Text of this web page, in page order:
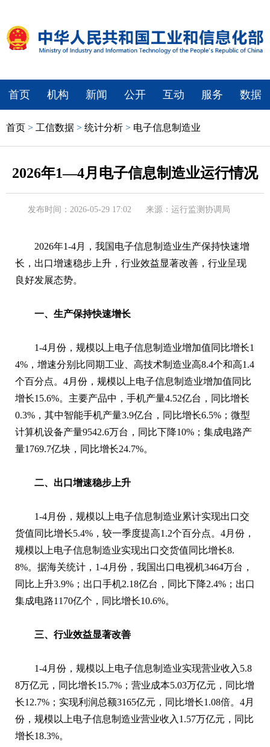
首页 机构 新闻 公开 互动 服务 数据
首页 > 工信数据 > 统计分析 > 电子信息制造业
2026年1—4月电子信息制造业运行情况
发布时间：2026-05-29 17:02 来源：运行监测协调局
2026年1-4月，我国电子信息制造业生产保持快速增
长，出口增速稳步上升，行业效益显著改善，行业呈现
良好发展态势。
一、生产保持快速增长
1-4月份，规模以上电子信息制造业增加值同比增长1
4%，增速分别比同期工业、高技术制造业高8.4个和高1.4
个百分点。4月份，规模以上电子信息制造业增加值同比
增长15.6%。主要产品中，手机产量4.52亿台，同比增长
0.3%，其中智能手机产量3.9亿台，同比增长6.5%；微型
计算机设备产量9542.6万台，同比下降10%；集成电路产
量1769.7亿块，同比增长24.7%。
二、出口增速稳步上升
1-4月份，规模以上电子信息制造业累计实现出口交
货值同比增长5.4%，较一季度提高1.2个百分点。4月份，
规模以上电子信息制造业实现出口交货值同比增长8.
8%。据海关统计，1-4月份，我国出口电视机3464万台，
同比上升3.9%；出口手机2.18亿台，同比下降2.4%；出口
集成电路1170亿个，同比增长10.6%。
三、行业效益显著改善
1-4月份，规模以上电子信息制造业实现营业收入5.8
8万亿元，同比增长15.7%；营业成本5.03万亿元，同比增
长12.7%；实现利润总额3165亿元，同比增长1.08倍。4月
份，规模以上电子信息制造业营业收入1.57万亿元，同比
增长18.3%。